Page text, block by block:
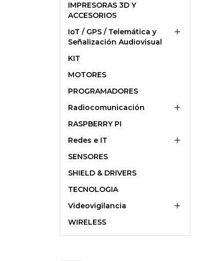
IMPRESORAS 3D Y
ACCESORIOS
IoT / GPS / Telemática y
Señalización Audiovisual

KIT
MOTORES
PROGRAMADORES
Radiocomunicación

RASPBERRY PI
Redes e IT

SENSORES
SHIELD & DRIVERS
TECNOLOGIA
Videovigilancia

WIRELESS